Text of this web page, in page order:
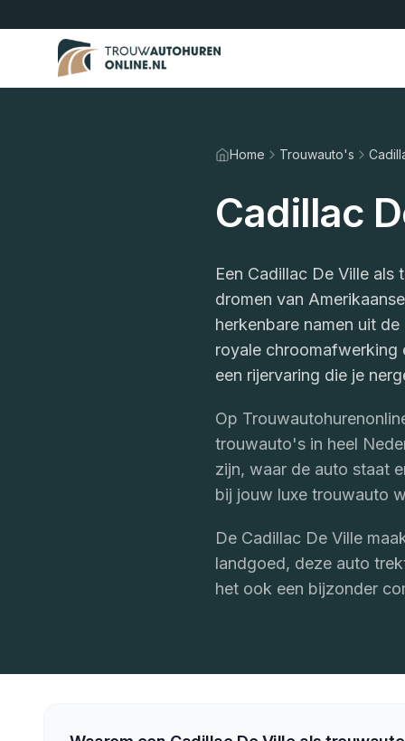
Home Trouwauto's
Cadillac
Een Cadillac De Ville
dromen van
herkenbare namen uit
royale chroomafwerking
een rijervaring die je
Op
trouwauto's in heel
zijn, waar de auto staat
bij jouw luxe trouwauto
De Cadillac De Ville
landgoed, deze auto
het ook een bijzonder